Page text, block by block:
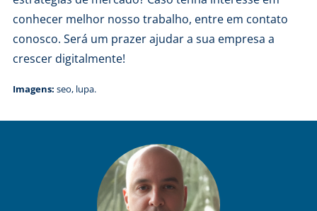
conhecer melhor nosso trabalho, entre em contato
conosco. Será um prazer ajudar a sua empresa a
crescer digitalmente!
Imagens: seo, lupa.